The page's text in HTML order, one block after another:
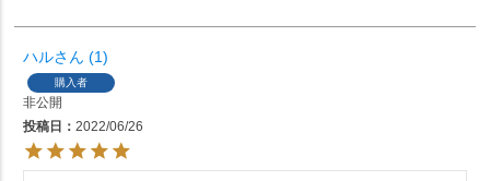
ハル 1
購入者
非公開
投稿日
2022/06/26